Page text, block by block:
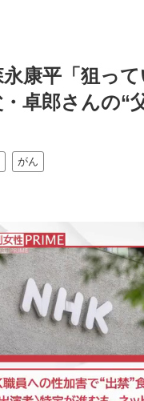
康平「狙っ
卓郎さんの“
がん